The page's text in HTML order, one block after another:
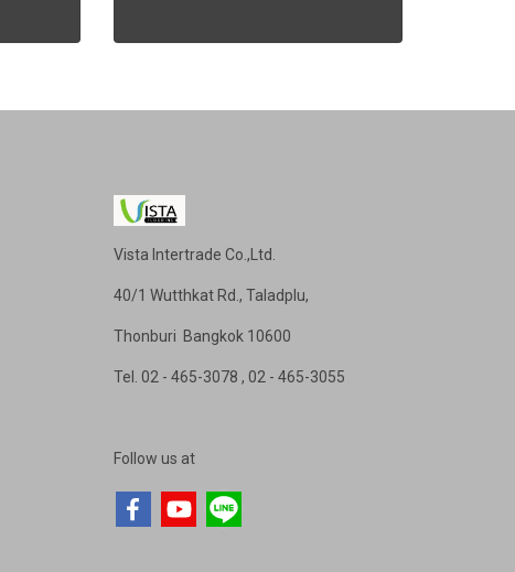
Vista Intertrade Co.,Ltd.
40/1 Wutthkat Rd., Taladplu,
Thonburi Bangkok 10600
Tel . 02 - 465-3078 , 02 - 465-3055
Follow us at